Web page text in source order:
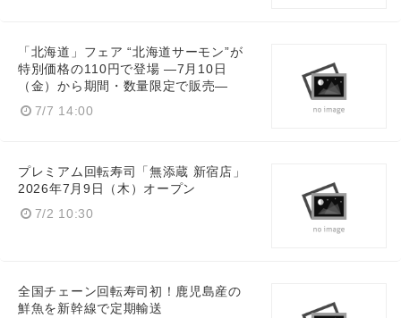
「北海道」フェア “北海道サーモン”が
特別価格の110円で登場 ―7月10日
（金）から期間・数量限定で販売―
7/7 14:00
プレミアム回転寿司「無添蔵 新宿店」
2026年7月9日（木）オープン
7/2 10:30
全国チェーン回転寿司初！鹿児島産の
鮮魚を新幹線で定期輸送